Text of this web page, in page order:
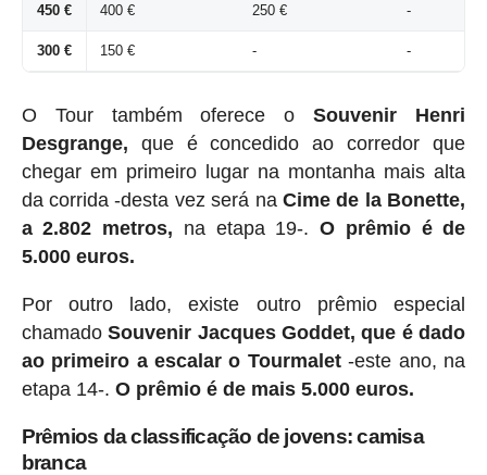
450 € 400 € 250 € -
300 € 150 € - -
O Tour também oferece oSouvenir Henri
Desgrange, que é concedido ao corredor que
chegar em primeiro lugar na montanha mais alta
da corrida -desta vez será naCime de la Bonette,
a 2.802 metros, na etapa 19-.O prêmio é de
5.000 euros.
Por outro lado, existe outro prêmio especial
chamadoSouvenir Jacques Goddet, que é dado
ao primeiro a escalar o Tourmalet-este ano, na
etapa 14-. O prêmio é de mais 5.000 euros.
Prêmios da classificação de jovens: camisa
branca